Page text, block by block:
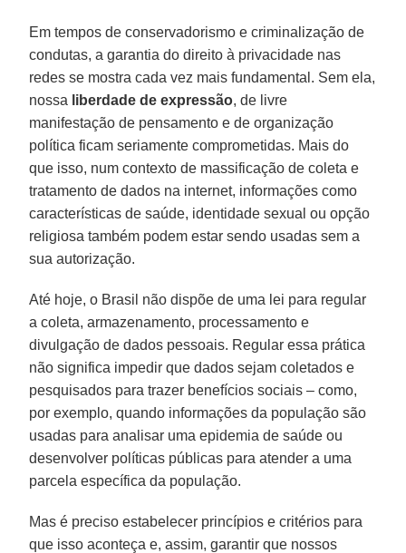
Em tempos de conservadorismo e criminalização de
condutas, a garantia do direito à privacidade nas
redes se mostra cada vez mais fundamental. Sem ela,
nossa liberdade de expressão, de livre
manifestação de pensamento e de organização
política ficam seriamente comprometidas. Mais do
que isso, num contexto de massificação de coleta e
tratamento de dados na internet, informações como
características de saúde, identidade sexual ou opção
religiosa também podem estar sendo usadas sem a
sua autorização.
Até hoje, o Brasil não dispõe de uma lei para regular
a coleta, armazenamento, processamento e
divulgação de dados pessoais. Regular essa prática
não significa impedir que dados sejam coletados e
pesquisados para trazer benefícios sociais – como,
por exemplo, quando informações da população são
usadas para analisar uma epidemia de saúde ou
desenvolver políticas públicas para atender a uma
parcela específica da população.
Mas é preciso estabelecer princípios e critérios para
que isso aconteça e, assim, garantir que nossos